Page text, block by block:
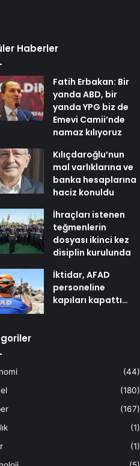
Haberler
Fatih Erbakan: Bir
yanda ABD, bir
yanda YPG biz de
Emevi Camii’nde
namaz kılıyoruz
Kılıçdaroğlu’nun
mal varlıklarına ve
banka hesaplarına
haciz konuldu
İhraçları istenen
teğmenlerin
dosyası ikinci kez
disiplin kurulunda
İktidar, AFAD
personeline
kapıları kapattı…
(44)
(180)
(167)
(1)
(1)